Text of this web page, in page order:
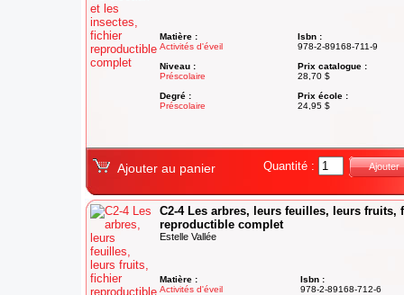
Matière :
Activités d'éveil
Niveau :
Préscolaire
Degré :
Préscolaire
Isbn :
978-2-89168-711-9
Prix catalogue :
28,70 $
Prix école :
24,95 $
Ajouter au panier Quantité : Ajouter
C2-4 Les arbres, leurs feuilles, leurs fruits,
reproductible complet
Estelle Vallée
Matière :
Activités d'éveil
Isbn :
978-2-89168-712-6